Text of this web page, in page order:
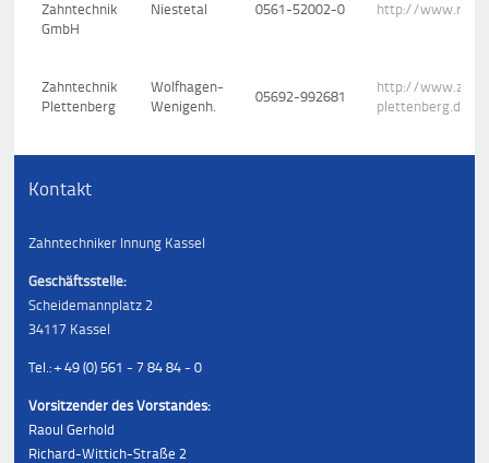
Zahntechnik
GmbH
Niestetal 0561-52002-0 http://
Zahntechnik
Plettenberg
Wolfhagen-
Wenigenh.
05692-992681
http://
plettenberg.de
Kontakt
Zahntechniker Innung Kassel
Geschäftsstelle:
Scheidemannplatz 2
34117 Kassel
Tel.: + 49 (0) 561 - 7 84 84 - 0
Vorsitzender des Vorstandes:
Raoul Gerhold
Richard-Wittich-Straße 2